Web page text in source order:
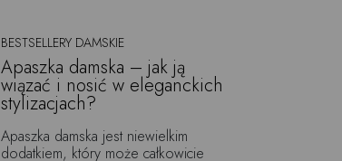
BESTSELLERY DAMSKIE
Apaszka damska – jak ją
wiązać i nosić w eleganckich
stylizacjach?
Apaszka damska jest niewielkim
dodatkiem, który może całkowicie